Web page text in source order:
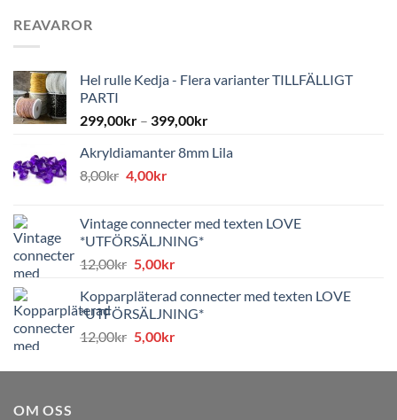
REAVAROR
Hel rulle Kedja - Flera varianter TILLFÄLLIGT
PARTI
299,00kr – 399,00kr
Akryldiamanter 8mm Lila
8,00kr Det
var:
8,00kr.
4,00krDet
är:
4,00kr.
Vintage connecter med texten LOVE
*UTFÖRSÄLJNING*
12,00kr Det
priset
var:
12,00kr.
5,00krDet
priset
är:
5,00kr.
Kopparpläterad connecter med texten LOVE
*UTFÖRSÄLJNING*
12,00kr Det
priset
5,00krDet
priset
OM OSS